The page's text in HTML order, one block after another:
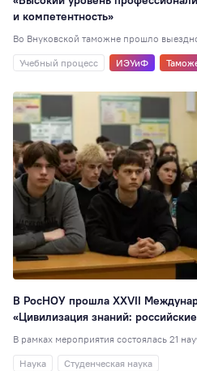
и компетентность»
Во Внуковской таможне прошло
Учебный процесс
ИЭУиФ
В РосНОУ прошла XXVII
«Цивилизация знаний:
В рамках мероприятия состоялась 21
Наука
Студенческая наука